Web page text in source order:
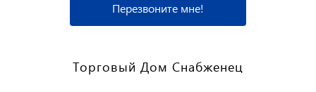
Перезвоните мне!
Торговый Дом Снабженец